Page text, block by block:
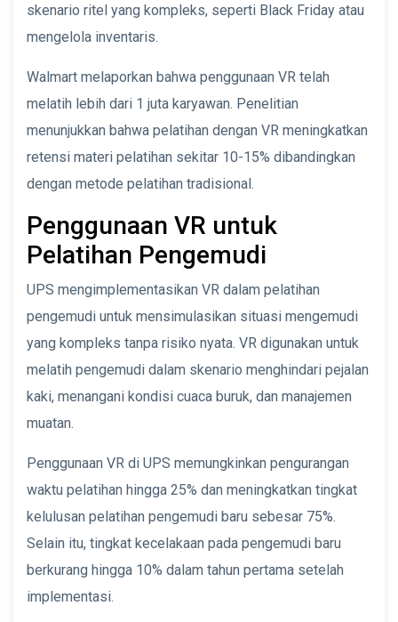
skenario ritel yang kompleks, seperti Black Friday atau
mengelola inventaris.
Walmart melaporkan bahwa penggunaan VR telah
melatih lebih dari 1 juta karyawan. Penelitian
menunjukkan bahwa pelatihan dengan VR meningkatkan
retensi materi pelatihan sekitar 10-15% dibandingkan
dengan metode pelatihan tradisional.
Penggunaan VR untuk
Pelatihan Pengemudi
UPS mengimplementasikan VR dalam pelatihan
pengemudi untuk mensimulasikan situasi mengemudi
yang kompleks tanpa risiko nyata. VR digunakan untuk
melatih pengemudi dalam skenario menghindari pejalan
kaki, menangani kondisi cuaca buruk, dan manajemen
muatan.
Penggunaan VR di UPS memungkinkan pengurangan
waktu pelatihan hingga 25% dan meningkatkan tingkat
kelulusan pelatihan pengemudi baru sebesar 75%.
Selain itu, tingkat kecelakaan pada pengemudi baru
berkurang hingga 10% dalam tahun pertama setelah
implementasi.